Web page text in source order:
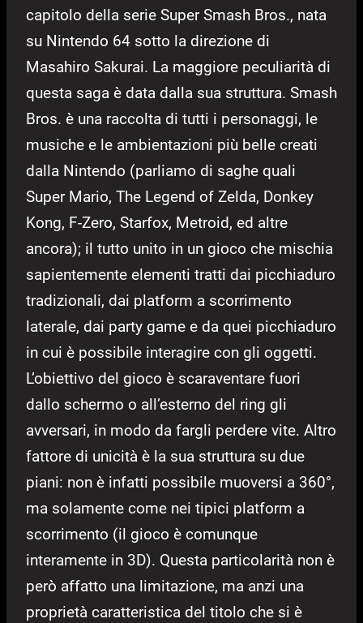
capitolo della serie Super Smash Bros., nata
su Nintendo 64 sotto la direzione di
Masahiro Sakurai. La maggiore peculiarità di
questa saga è data dalla sua struttura. Smash
Bros. è una raccolta di tutti i personaggi, le
musiche e le ambientazioni più belle creati
dalla Nintendo (parliamo di saghe quali
Super Mario, The Legend of Zelda, Donkey
Kong, F-Zero, Starfox, Metroid, ed altre
ancora); il tutto unito in un gioco che mischia
sapientemente elementi tratti dai picchiaduro
tradizionali, dai platform a scorrimento
laterale, dai party game e da quei picchiaduro
in cui è possibile interagire con gli oggetti.
L’obiettivo del gioco è scaraventare fuori
dallo schermo o all’esterno del ring gli
avversari, in modo da fargli perdere vite. Altro
fattore di unicità è la sua struttura su due
piani: non è infatti possibile muoversi a 360°,
ma solamente come nei tipici platform a
scorrimento (il gioco è comunque
interamente in 3D). Questa particolarità non è
però affatto una limitazione, ma anzi una
proprietà caratteristica del titolo che si è